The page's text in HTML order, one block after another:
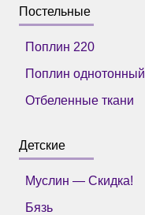
Постельные
Поплин 220
Поплин однотонный
Отбеленные ткани
Детские
Муслин — Скидка!
Бязь